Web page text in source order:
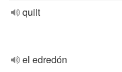
quilt
el edredón